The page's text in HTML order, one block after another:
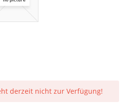
derzeit nicht zur Verfügung!